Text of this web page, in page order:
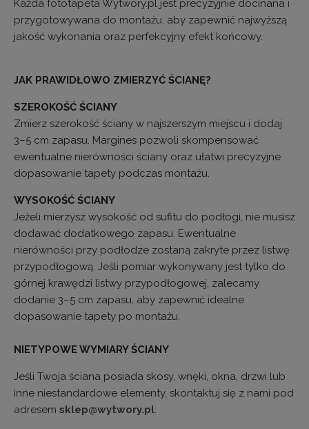
Każda fototapeta Wytwory.pl jest precyzyjnie docinana i
przygotowywana do montażu, aby zapewnić najwyższą
jakość wykonania oraz perfekcyjny efekt końcowy.
JAK PRAWIDŁOWO ZMIERZYĆ ŚCIANĘ?
SZEROKOŚĆ ŚCIANY
Zmierz szerokość ściany w najszerszym miejscu i dodaj
3–5 cm zapasu. Margines pozwoli skompensować
ewentualne nierówności ściany oraz ułatwi precyzyjne
dopasowanie tapety podczas montażu.
WYSOKOŚĆ ŚCIANY
Jeżeli mierzysz wysokość od sufitu do podłogi, nie musisz
dodawać dodatkowego zapasu. Ewentualne
nierówności przy podłodze zostaną zakryte przez listwę
przypodłogową. Jeśli pomiar wykonywany jest tylko do
górnej krawędzi listwy przypodłogowej, zalecamy
dodanie 3–5 cm zapasu, aby zapewnić idealne
dopasowanie tapety po montażu.
NIETYPOWE WYMIARY ŚCIANY
Jeśli Twoja ściana posiada skosy, wnęki, okna, drzwi lub
inne niestandardowe elementy, skontaktuj się z nami pod
adresem sklep@wytwory.pl.